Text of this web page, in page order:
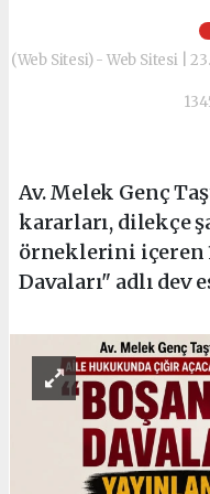
(Web Sitesi) - Web Sitesi |
Av. Melek Genç
kararları, dilekçe
örneklerini içeren
Davaları" adlı dev